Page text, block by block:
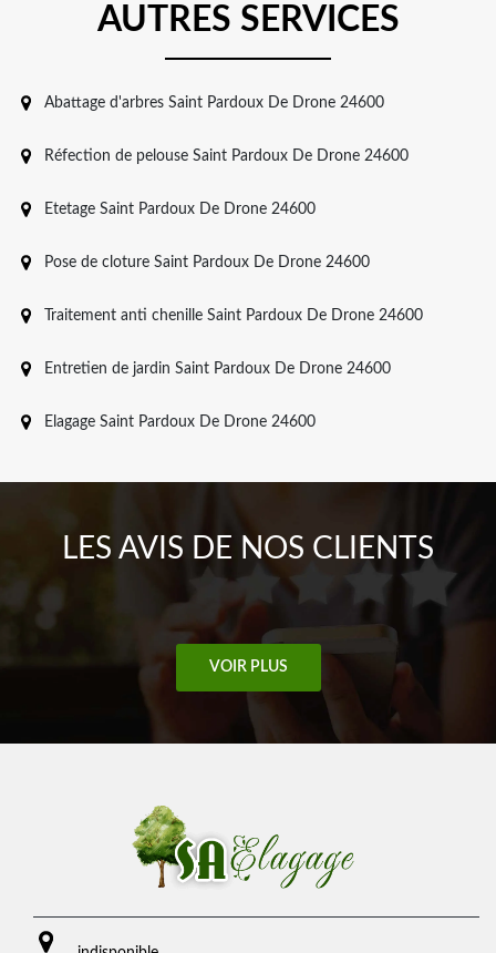
AUTRES SERVICES
Abattage d'arbres Saint Pardoux De Drone 24600
Réfection de pelouse Saint Pardoux De Drone 24600
Etetage Saint Pardoux De Drone 24600
Pose de cloture Saint Pardoux De Drone 24600
Traitement anti chenille Saint Pardoux De Drone 24600
Entretien de jardin Saint Pardoux De Drone 24600
Elagage Saint Pardoux De Drone 24600
LES AVIS DE NOS CLIENTS
VOIR PLUS